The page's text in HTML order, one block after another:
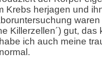
Krebs herjagen und
Killerzellen´) gut,
ich auch meine